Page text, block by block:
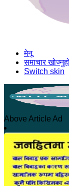
मेनू
समाचार
Switch skin
होमपेज
सुदूरपश्चिम
Above Article Ad